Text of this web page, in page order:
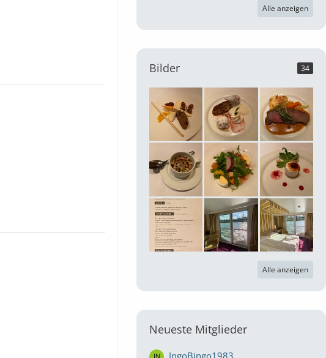
Alle anzeigen
Bilder 34
Alle anzeigen
Neueste Mitglieder
IngoBingo1983